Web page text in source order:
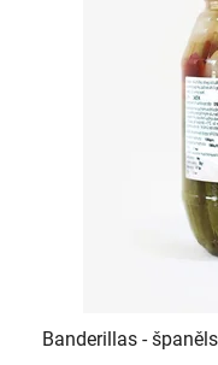
Banderillas -